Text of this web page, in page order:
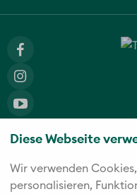
Diese Webseite
Wir verwenden
personalisieren,
Die fünf starken